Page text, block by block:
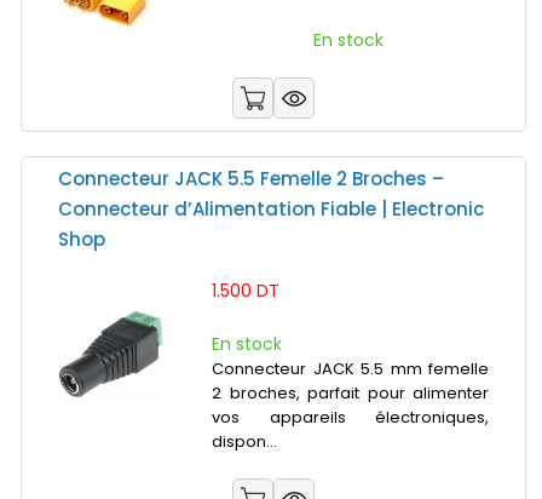
En stock
Connecteur JACK 5.5 Femelle 2 Broches –
Connecteur d’Alimentation Fiable | Electronic
Shop
1.500 DT
En stock
Connecteur JACK 5.5 mm femelle
2 broches, parfait pour alimenter
vos appareils électroniques,
dispon...